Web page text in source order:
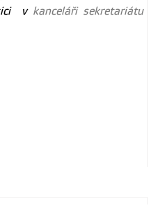
v kanceláři sekretariátu